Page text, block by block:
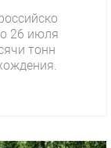
26 июля
тонн